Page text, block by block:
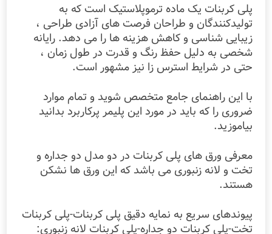
پلی کربنات یک ماده ترموپلاستیک است که به
تولیدکنندگان و طراحان فرصت های آزادی طراحی ،
زیبایی شناسی و کاهش هزینه ها را می دهد. رایانه
شخصی به دلیل حفظ رنگ و قدرت در طول زمان ،
حتی در شرایط استرس زا نیز مشهور است.
با این راهنمای جامع متخصص شوید و تمام موارد
ضروری را که باید در مورد این پلیمر پرکاربرد بدانید
بیاموزید.
معرفی ورق های پلی کربنات در دو مدل دو جداره و
تخت و لانه زنبوری می باشد که این ورق ها نشکن
هستند.
پیوندهای سریع به نمایه دقیق پلی کربنات-پلی کربنات
تخت-پلی کربنات دو جداره-پلی کربنات لانه زنبوری: